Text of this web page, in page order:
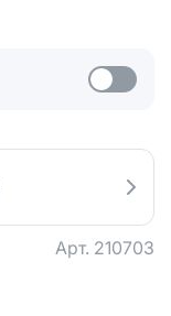
Арт. 210703